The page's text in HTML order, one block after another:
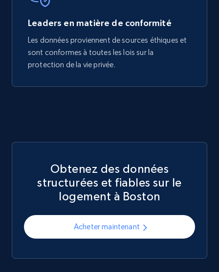
Leaders en matière de conformité
Les données proviennent de sources éthiques et
sont conformes à toutes les lois sur la
protection de la vie privée.
Obtenez des données
structurées et fiables sur le
logement à Boston
Acheter maintenant